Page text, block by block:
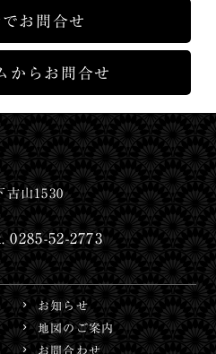
お問合せ
からお問合せ
古山1530
0285-52-2773
お知らせ
地図のご案内
お問合わせ